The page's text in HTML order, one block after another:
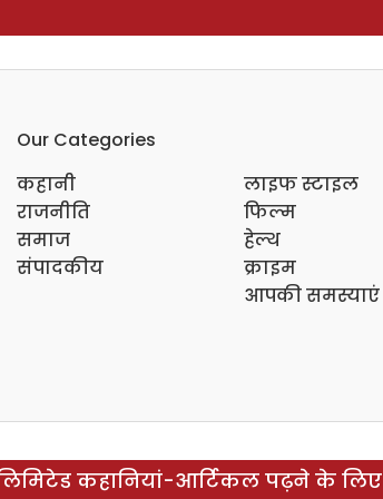
Our Categories
कहानी
राजनीति
समाज
संपादकीय
लाइफ स्टाइल
फिल्म
हेल्थ
क्राइम
आपकी समस्याएं
कहानियां-आर्टिकल पढ़ने के लिए